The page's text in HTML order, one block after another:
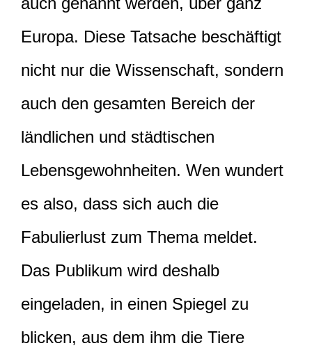
Europa. Diese Tatsache beschäftigt
nicht nur die Wissenschaft, sondern
auch den gesamten Bereich der
ländlichen und städtischen
Lebensgewohnheiten. Wen wundert
es also, dass sich auch die
Fabulierlust zum Thema meldet.
Das Publikum wird deshalb
eingeladen, in einen Spiegel zu
blicken, aus dem ihm die Tiere